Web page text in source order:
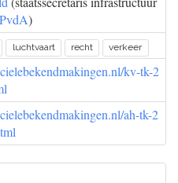
PvdA)
luchtvaart recht verkeer
kv-tk-2
ah-tk-2